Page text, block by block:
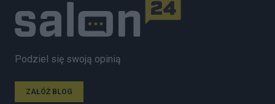
Podziel się swoją opinią
ZAŁÓŻ BLOG